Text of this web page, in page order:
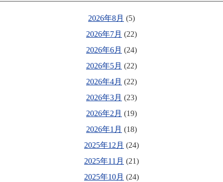
2026年8月 (5)
2026年7月 (22)
2026年6月 (24)
2026年5月 (22)
2026年4月 (22)
2026年3月 (23)
2026年2月 (19)
2026年1月 (18)
2025年12月 (24)
2025年11月 (21)
2025年10月 (24)